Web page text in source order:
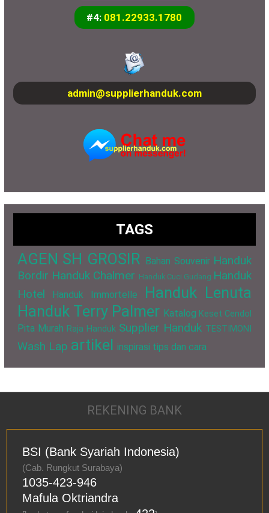
#4: 081.22933.1780
admin@supplierhanduk.com
TAGS
AGEN SH GROSIR Bahan Souvenir Handuk
Bordir Handuk Chalmer Handuk Cuci Gudang Handuk
Hotel
Handuk Immortelle
Handuk Lenuta
Handuk Terry Palmer Katalog Keset Cendol
Pita Murah Raja Handuk Supplier Handuk TESTIMONI
Wash Lap artikel inspirasi tips dan cara
REKENING BANK
BSI (Bank Syariah Indonesia)
(Cab. Rungkut Surabaya)
1035-423-946
Mafula Oktriandra